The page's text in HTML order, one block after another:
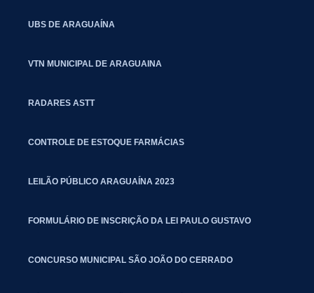
UBS DE ARAGUAÍNA
VTN MUNICIPAL DE ARAGUAINA
RADARES ASTT
CONTROLE DE ESTOQUE FARMÁCIAS
LEILÃO PÚBLICO ARAGUAÍNA 2023
FORMULÁRIO DE INSCRIÇÃO DA LEI PAULO GUSTAVO
CONCURSO MUNICIPAL SÃO JOÃO DO CERRADO